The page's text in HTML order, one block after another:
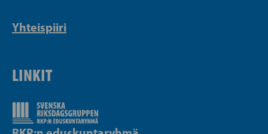
Yhteispiiri
LINKIT